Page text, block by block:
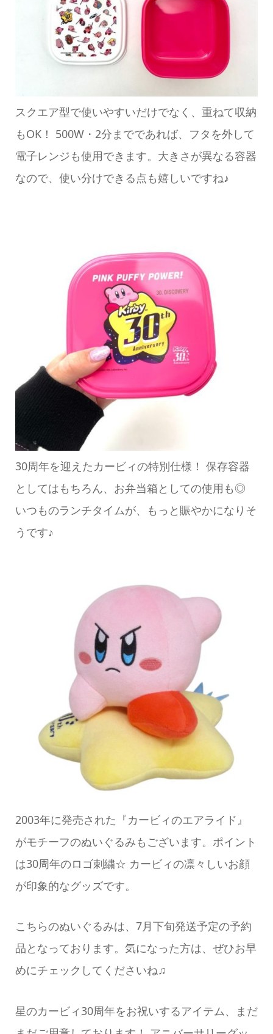
スクエア型で使いやすいだけでなく、重ねて収納
もOK！ 500W・2分までであれば、フタを外して
電子レンジも使用できます。大きさが異なる容器
なので、使い分けできる点も嬉しいですね♪
30周年を迎えたカービィの特別仕様！ 保存容器
としてはもちろん、お弁当箱としての使用も◎
いつものランチタイムが、もっと賑やかになりそ
うです♪
2003年に発売された『カービィのエアライド』
がモチーフのぬいぐるみもございます。ポイント
は30周年のロゴ刺繍☆ カービィの凛々しいお顔
が印象的なグッズです。
こちらのぬいぐるみは、7月下旬発送予定の予約
品となっております。気になった方は、ぜひお早
めにチェックしてくださいね♫
星のカービィ30周年をお祝いするアイテム、まだ